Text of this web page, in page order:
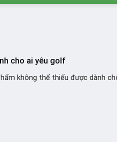
cho ai yêu golf
không thể thiếu được dành